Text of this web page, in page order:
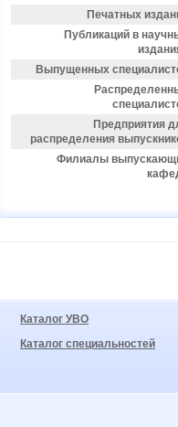
Печатных
Публикаций в
Выпущенных
Предприятия
распределения
Филиалы
Каталог УВО
Каталог специальностей